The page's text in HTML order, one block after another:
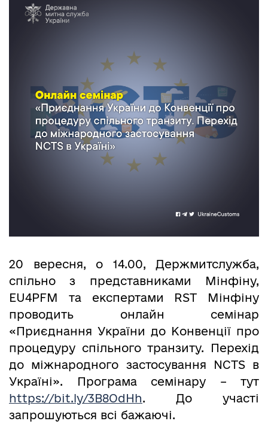
20 вересня, о 14.00, Держмитслужба,
спільно з представниками Мінфіну,
EU4PFM та експертами RST Мінфіну
проводить онлайн семінар
«Приєднання України до Конвенції про
процедуру спільного транзиту. Перехід
до міжнародного застосування NCTS в
Україні». Програма семінару – тут
https://bit.ly/3B8OdHh. До участі
запрошуються всі бажаючі.